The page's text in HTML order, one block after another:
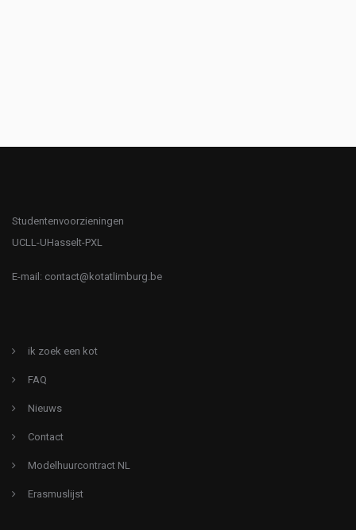
Studentenvoorzieningen
UCLL-UHasselt-PXL
E-mail: contact@kotatlimburg.be
ik zoek een kot
FAQ
Nieuws
Contact
Modelhuurcontract NL
Erasmuslijst